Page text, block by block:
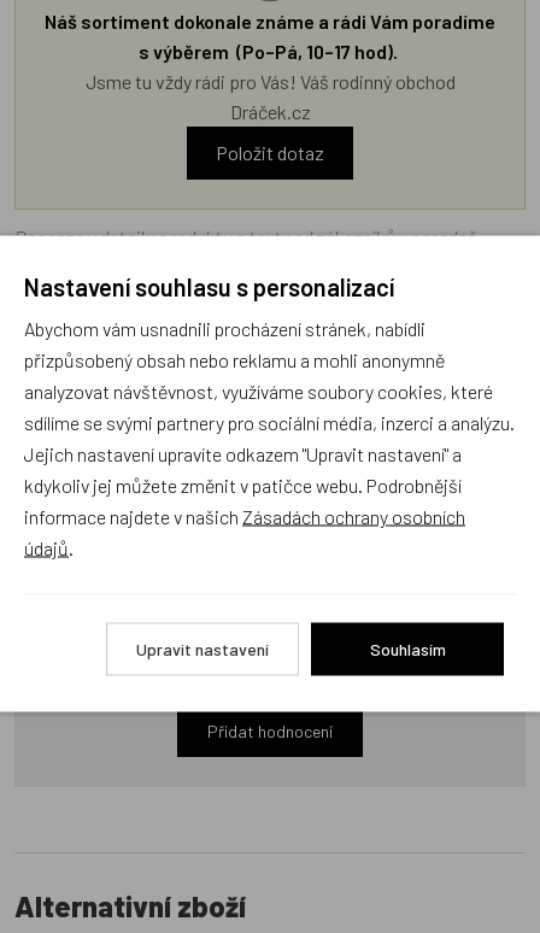
Náš sortiment dokonale známe a rádi Vám poradíme
s výběrem (Po–Pá, 10–17 hod).
Jsme tu vždy rádi pro Vás! Váš rodinný obchod
Dráček.cz
Položit dotaz
Recenze v detailu produktu a texty od zákazníků v poradně
e-shopu Dráček.cz texty zákazníků předem neschvaluje ani
neověřuje.
Zatím zde nejsou žádné dotazy. Buďte první, kdo se zeptá!
Recenze
Produkt zatím nemá žádné hodnocení,
buďte první, kdo
produkt ohodnotí!
Přidat hodnocení
Alternativní zboží
Nastavení souhlasu s personalizací
Abychom vám usnadnili procházení stránek, nabídli
přizpůsobený obsah nebo reklamu a mohli anonymně
analyzovat návštěvnost, využíváme soubory cookies, které
sdílíme se svými partnery pro sociální média, inzerci a analýzu.
Jejich nastavení upravíte odkazem "Upravit nastavení" a
kdykoliv jej můžete změnit v patičce webu. Podrobnější
informace najdete v našich Zásadách ochrany osobních
údajů
Upravit nastavení Souhlasím